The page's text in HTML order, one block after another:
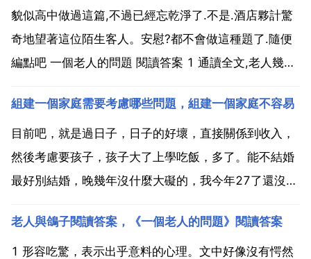
貌似高中做過這篇,不過已經忘乾淨了.不是.酒店夥計驚
奇地望著這位陌生客人。安慰?都不會做這種題了.隨便
編點吧 一個老人的問題 閱讀答案 1 通讀全文,老人幾次
中,你體會 容到了什麼?3次,目的是找他的兒子,體會到
了,這個被兒女遺棄的老人,渴望到得關愛...
組建一個家庭需要考慮哪些問題，組建一個家庭不容易
目前吧，就是過日子，日子的好壞，直接關係到收入，
然後考慮要孩子，孩子大了上學吃飯，多了。能不結婚
最好別結婚，晚幾年沒什麼大礙的，我今年27了還沒結
能夠接受彼此 對於父母而言，他們是不會輕易相信有一
個人會像對待自己的孩子一樣對待自己的孫子孫女兒。
老人與鴿子閱讀答案，《一個老人的問題》閱讀答案
1 形容吃驚，表示出乎意料的心理。文中好像沒有愕然